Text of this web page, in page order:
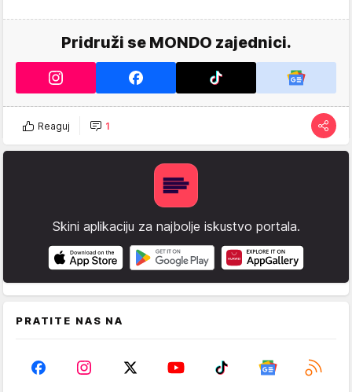
Pridruži se MONDO zajednici.
Reaguj 1
Skini aplikaciju za najbolje iskustvo portala.
PRATITE NAS NA